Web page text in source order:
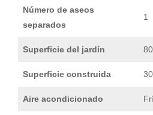
Número de aseos
separados
1
Superficie del jardín
Superficie construida
Aire acondicionado